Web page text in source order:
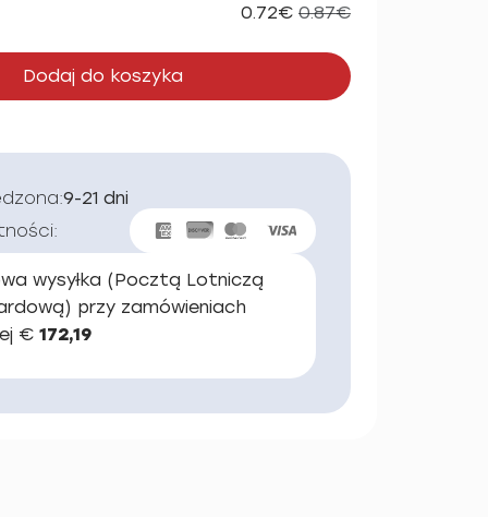
0.72€ 0.87€
Dodaj do koszyka
9-21 dni
wysyłka (Pocztą Lotniczą
przy zamówieniach
€ 172,19